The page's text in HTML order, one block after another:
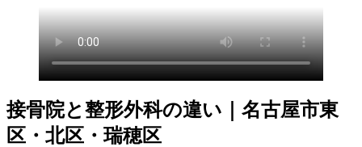
接骨院と整形外科の違い｜名古屋市東
区・北区・瑞穂区